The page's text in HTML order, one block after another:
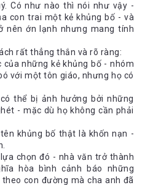
sách để có cơ hội đọc và nhận
Bookademy, gửi CV (tiếng Anh
để cập nhật các thông tin
sách hay tại
bookademy.vn
Có như nào thì nói như vậy -
con trai một kẻ khủng bố - và
nên ớn lạnh nhưng mang tính
rất thẳng thắn và rõ ràng:
của những kẻ khủng bố - nhóm
với một tôn giáo, nhưng họ có
thể bị ảnh hưởng bởi những
- mặc dù họ không cần phải
khủng bố thật là khốn nạn -
chọn đó - nhà văn trở thành
hòa bình cảnh báo những
con đường mà cha anh đã